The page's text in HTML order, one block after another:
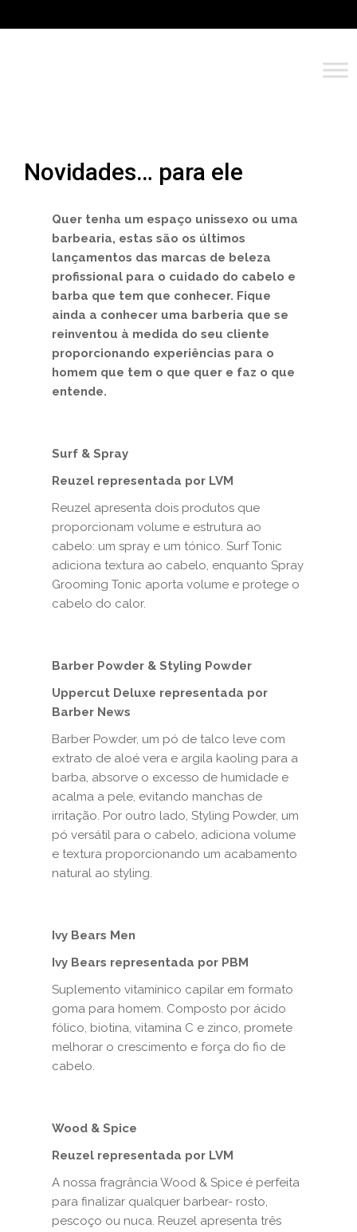
Novidades… para ele
Quer tenha um espaço unissexo ou uma
barbearia, estas são os últimos
lançamentos das marcas de beleza
profissional para o cuidado do cabelo e
barba que tem que conhecer. Fique
ainda a conhecer uma barberia que se
reinventou à medida do seu cliente
proporcionando experiências para o
homem que tem o que quer e faz o que
entende.
Surf & Spray
Reuzel representada por LVM
Reuzel apresenta dois produtos que
proporcionam volume e estrutura ao
cabelo: um spray e um tónico. Surf Tonic
adiciona textura ao cabelo, enquanto Spray
Grooming Tonic aporta volume e protege o
cabelo do calor.
Barber Powder & Styling Powder
Uppercut Deluxe representada por
Barber News
Barber Powder, um pó de talco leve com
extrato de aloé vera e argila kaoling para a
barba, absorve o excesso de humidade e
acalma a pele, evitando manchas de
irritação. Por outro lado, Styling Powder, um
pó versátil para o cabelo, adiciona volume
e textura proporcionando um acabamento
natural ao styling.
Ivy Bears Men
Ivy Bears representada por PBM
Suplemento vitamínico capilar em formato
goma para homem. Composto por ácido
fólico, biotina, vitamina C e zinco, promete
melhorar o crescimento e força do fio de
cabelo.
Wood & Spice
Reuzel representada por LVM
A nossa fragrância Wood & Spice é perfeita
para finalizar qualquer barbear- rosto,
pescoço ou nuca. Reuzel apresenta três